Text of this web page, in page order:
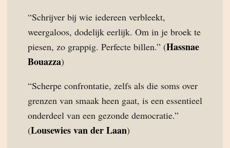
“Schrijver bij wie iedereen verbleekt,
weergaloos, dodelijk eerlijk. Om in je broek te
piesen, zo grappig. Perfecte billen.” (Hassnae
Bouazza)
“Scherpe confrontatie, zelfs als die soms over
grenzen van smaak heen gaat, is een essentieel
onderdeel van een gezonde democratie.”
(Lousewies van der Laan)